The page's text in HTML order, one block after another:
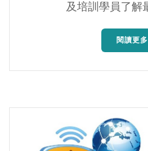
及培訓學員了
閱讀更多